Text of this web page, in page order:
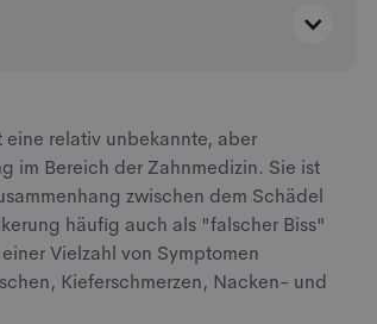
relativ unbekannte, aber
im Bereich der Zahnmedizin. Sie ist
zwischen dem Schädel
häufig auch als "falscher Biss"
Vielzahl von Symptomen
Kieferschmerzen, Nacken- und